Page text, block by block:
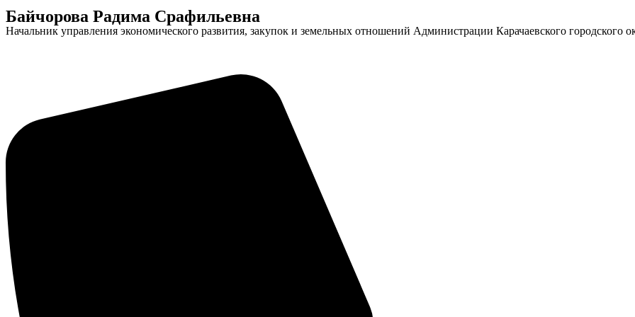
Байчорова Радима Срафильевна
Начальник управления экономического развития, закупок и земельных отношений Администрации Карачаевского городского